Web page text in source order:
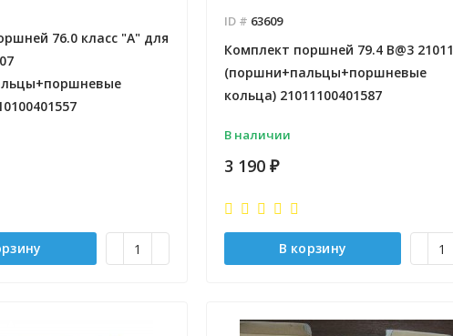
76.0 класс "А" для
ID # 63609
Комплект поршней 79.4 B@3 21011
(поршни+пальцы+поршневые
кольца) 21011100401587
В наличии
3 190 ₽
В корзину